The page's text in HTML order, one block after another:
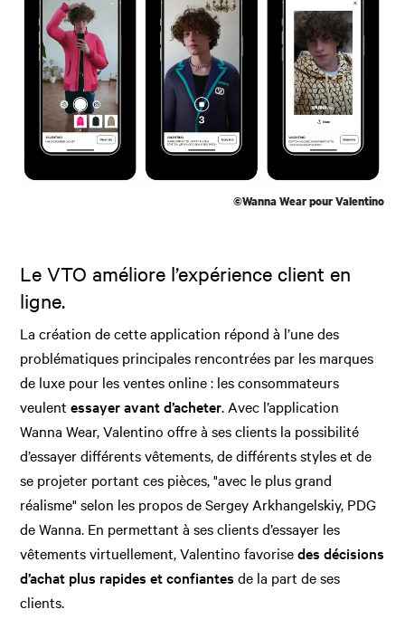
©Wanna Wear pour Valentino
Le VTO améliore l’expérience client en
ligne.
La création de cette application répond à l’une des
problématiques principales rencontrées par les marques
de luxe pour les ventes online : les consommateurs
veulentessayer avant d’acheter. Avec l’application
Wanna Wear, Valentino offre à ses clients la possibilité
d’essayer différents vêtements, de différents styles et de
se projeter portant ces pièces, "avec le plus grand
réalisme" selon les propos de Sergey Arkhangelskiy, PDG
de Wanna. En permettant à ses clients d’essayer les
vêtements virtuellement, Valentino favorisedes décisions
d’achat plus rapides et confiantes de la part de ses
clients.